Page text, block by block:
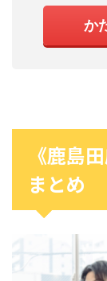
か
《鹿島
まとめ